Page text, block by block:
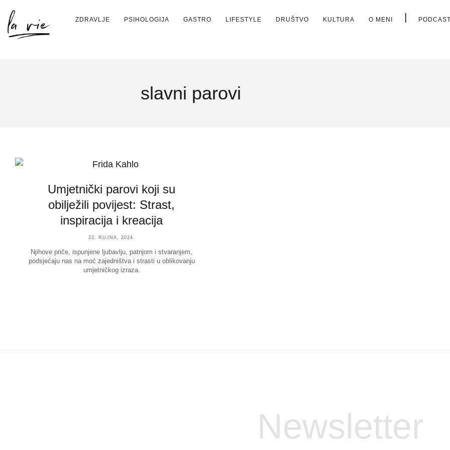
ZDRAVLJE PSIHOLOGIJA GASTRO LIFESTYLE DRUŠTVO KULTURA O MENI |
slavni parovi
Umjetnički parovi koji su
obilježili povijest: Strast,
inspiracija i kreacija
22. RUJNA, 2024.
Njihove priče, ispunjene ljubavlju, patnjom i stvaranjem,
podsjećaju nas na moć zajedništva i strasti u oblikovanju
umjetničkog izraza.
Newsletter